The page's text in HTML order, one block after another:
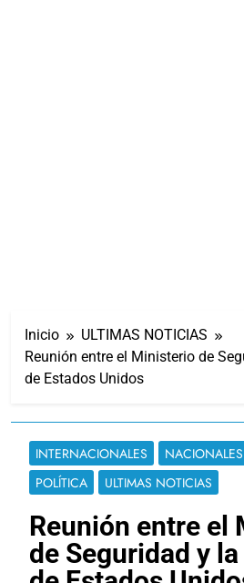
Inicio
ULTIMAS NOTICIAS
Reunión entre el Ministerio de
de Estados Unidos
INTERNACIONALES NACIONALES
POLÍTICA
ULTIMAS NOTICIAS
Reunión entre el
de Seguridad y